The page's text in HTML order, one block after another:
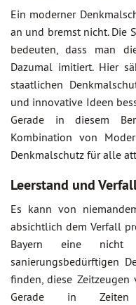
Ein moderner
an und bremst nicht. Die
bedeuten, dass man
Dazumal imitiert. Hier
staatlichen
und innovative Ideen
Gerade in diesem
Kombination von
Denkmalschutz für alle
Leerstand und
Es kann von
absichtlich dem Verfall
Bayern eine nicht
sanierungsbedürftigen
finden, diese
Gerade in